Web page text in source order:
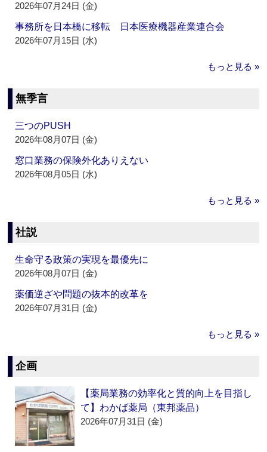
2026年07月24日 (金)
事務所を日本橋に移転 日本医療機器産業連合会
2026年07月15日 (水)
もっと見る »
無季言
三つのPUSH
2026年08月07日 (金)
窓口業務の保険外化ありえない
2026年08月05日 (水)
もっと見る »
社説
生命守る政策の実現を最優先に
2026年08月07日 (金)
薬価逆ざや問題の抜本的改革を
2026年07月31日 (金)
もっと見る »
企画
【薬局業務の効率化と質的向上を目指し
て】わかば薬局（東邦薬品）
2026年07月31日 (金)